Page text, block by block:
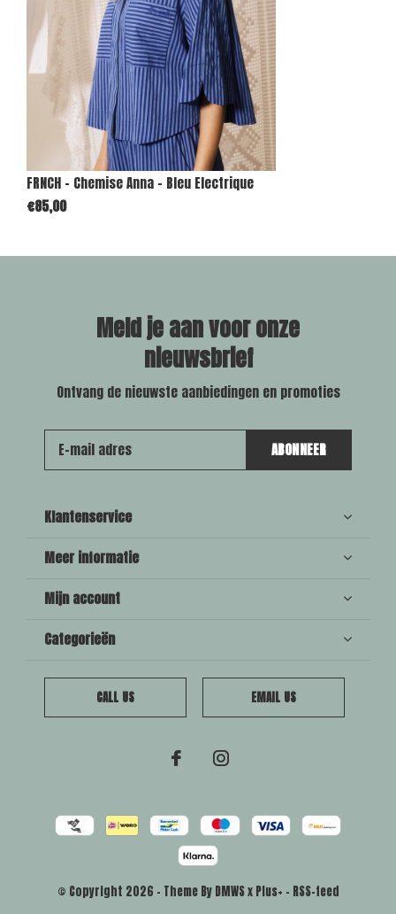
FRNCH - Chemise Anna - Bleu Electrique
€85,00
Meld je aan voor onze
nieuwsbrief
Ontvang de nieuwste aanbiedingen en promoties
ABONNEER
Klantenservice
Meer informatie
Mijn account
Categorieën
CALL US EMAIL US
© Copyright 2026 - Theme By DMWSx Plus+ - RSS-feed